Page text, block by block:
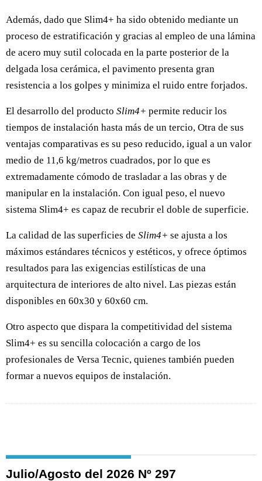
Además, dado que Slim4+ ha sido obtenido mediante un
proceso de estratificación y gracias al empleo de una lámina
de acero muy sutil colocada en la parte posterior de la
delgada losa cerámica, el pavimento presenta gran
resistencia a los golpes y minimiza el ruido entre forjados.
El desarrollo del producto Slim4+ permite reducir los
tiempos de instalación hasta más de un tercio, Otra de sus
ventajas comparativas es su peso reducido, igual a un valor
medio de 11,6 kg/metros cuadrados, por lo que es
extremadamente cómodo de trasladar a las obras y de
manipular en la instalación. Con igual peso, el nuevo
sistema Slim4+ es capaz de recubrir el doble de superficie.
La calidad de las superficies de Slim4+ se ajusta a los
máximos estándares técnicos y estéticos, y ofrece óptimos
resultados para las exigencias estilísticas de una
arquitectura de interiores de alto nivel. Las piezas están
disponibles en 60x30 y 60x60 cm.
Otro aspecto que dispara la competitividad del sistema
Slim4+ es su sencilla colocación a cargo de los
profesionales de Versa Tecnic, quienes también pueden
formar a nuevos equipos de instalación.
Julio/Agosto del 2026 Nº 297